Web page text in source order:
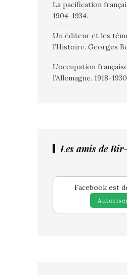
La pacification
1904-1934.
Un éditeur et les
l’Histoire. Georges
L’occupation
l’Allemagne. 1918-
Les amis de
Facebook est